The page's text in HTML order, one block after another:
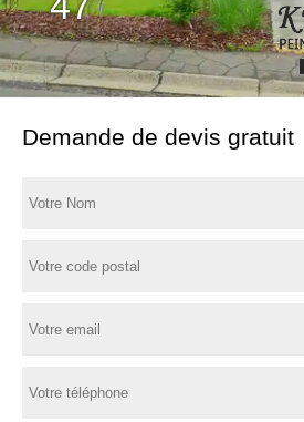
Demande de devis gratuit